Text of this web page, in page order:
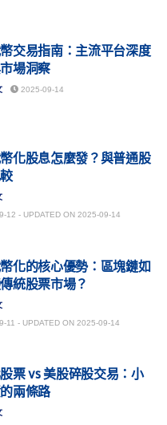
交易指南：主流平台深度
場洞察
2025-09-14
化股息怎麼發？與普通股
12 - UPDATED ON 2025-09-14
化的核心優勢：區塊鏈如
統股票市場？
11 - UPDATED ON 2025-09-14
票 vs 美股碎股交易：小
兩條路